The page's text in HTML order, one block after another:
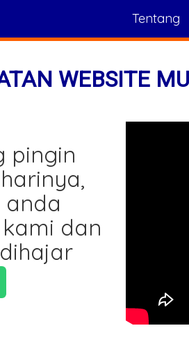
Tentang
WEBSITE
pingin
anda
dan